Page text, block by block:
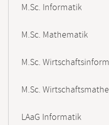
M.Sc. Informatik
M.Sc. Mathematik
M.Sc.
M.Sc.
LAaG Informatik